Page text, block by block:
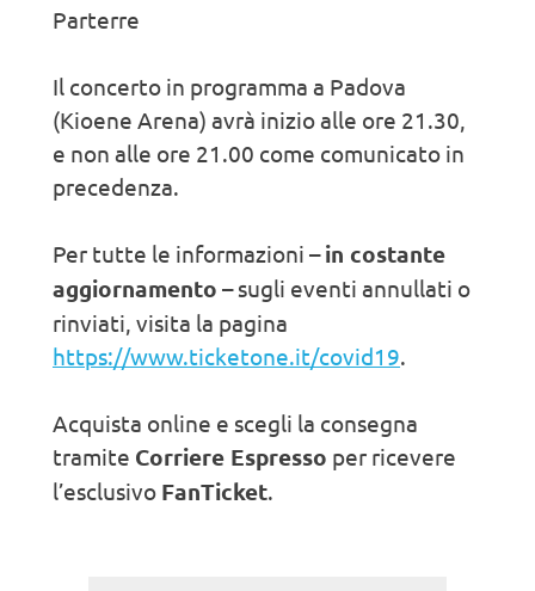
Parterre
Il concerto in programma a Padova
(Kioene Arena) avrà inizio alle ore 21.30,
e non alle ore 21.00 come comunicato in
precedenza.
Per tutte le informazioni –in costante
aggiornamento – sugli eventi annullati o
rinviati, visita la pagina
https://www.ticketone.it/covid19.
Acquista online e scegli la consegna
tramite Corriere Espresso per ricevere
l’esclusivo FanTicket.